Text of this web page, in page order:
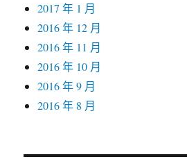
2017 年 1 月
2016 年 12 月
2016 年 11 月
2016 年 10 月
2016 年 9 月
2016 年 8 月